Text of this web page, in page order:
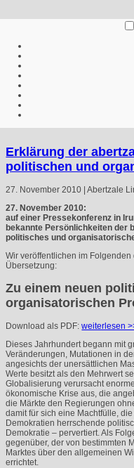
Erklärung der
politischen und
27. November 2010 | Abertzale
27. November 2010:
auf einer Pressekonferenz in
bekannte Persönlichkeiten der
politisches und
Wir veröffentlichen im
Übersetzung:
Zu einem neuen
organisatorischen
Download als PDF:weiterlesen
Dieses Jahrhundert begann mit
Veränderungen, Mutationen in
angesichts der unersättlichen
Werte besitzt als den Mehrwert
Globalisierung verursacht
ökonomische Krise aus, die
die Märkte den Regierungen
damit für sich eine Machtfülle,
Demokratien herrschende
Demokratie – pervertiert. Als
gegenüber, der von bestimmten
Marktes über den allgemeinen
errichtet.